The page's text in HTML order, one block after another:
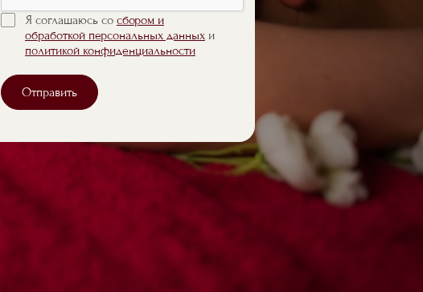
Я соглашаюсь со сбором и
обработкой персональных данных и
политикой конфиденциальности
Отправить